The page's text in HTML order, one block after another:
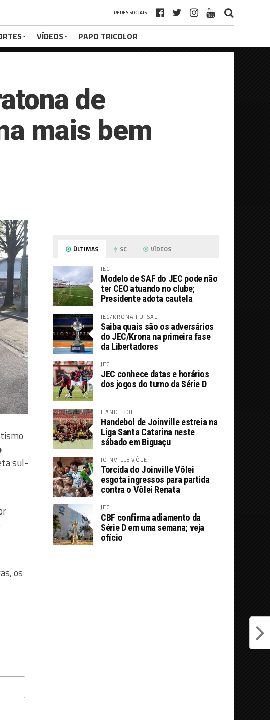
REDES SOCIAIS
VÍDEOS PAPO TRICOLOR
de
mais bem
sul-
os
ÚLTIMAS SC VÍDEOS
JEC
Modelo de SAF do JEC pode não
ter CEO atuando no clube;
Presidente adota cautela
JEC/KRONA FUTSAL
Saiba quais são os adversários
do JEC/Krona na primeira fase
da Libertadores
JEC
JEC conhece datas e horários
dos jogos do turno da Série D
HANDEBOL
Handebol de Joinville estreia na
Liga Santa Catarina neste
sábado em Biguaçu
JOINVILLE VÔLEI
Torcida do Joinville Vôlei
esgota ingressos para partida
contra o Vôlei Renata
JEC
CBF confirma adiamento da
Série D em uma semana; veja
ofício